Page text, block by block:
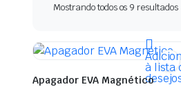
Mostrando todos os 9 resultados
à lista
Apagador EVA Magnético